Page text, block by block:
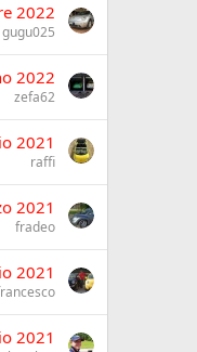
2022
gugu025
2022
zefa62
2021
raffi
2021
fradeo
2021
2021